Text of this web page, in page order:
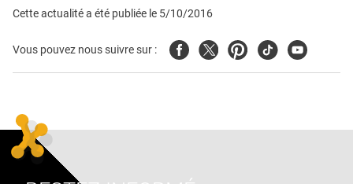
Cette actualité a été publiée le 5/10/2016
Vous pouvez nous suivre sur : FacebookTwitterPinterest
TiktokYoutube